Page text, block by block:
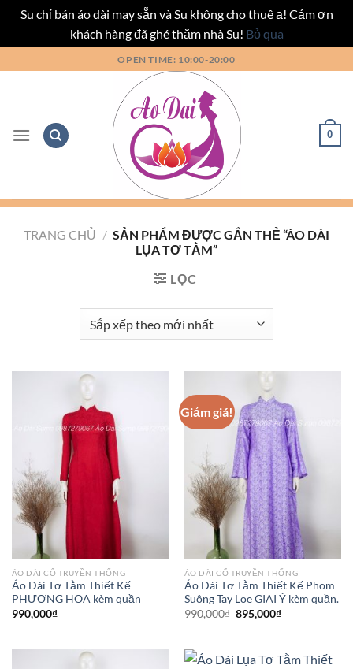
Su chỉ bán áo dài may sẵn và Su không cho thuê ạ! Cảm ơn
khách hàng đã ghé thăm nhà Su! Bỏ qua
qua
OPEN TIME: 10:00-20:00
0
TRANG CHỦ / SẢN PHẨM ĐƯỢC GẮN THẺ “ÁO DÀI
LỤA TƠ TẰM”
LỌC
ÁO DÀI CỔ TRUYỀN THỐNG
Áo Dài Tơ Tằm Thiết Kế
PHƯƠNG HOA kèm quần
990,000₫
Giảm giá!
ÁO DÀI CỔ TRUYỀN THỐNG
Áo Dài Tơ Tằm Thiết Kế Phom
Suông Tay Loe GIAI Ý kèm quần.
990,000₫ Giá
895,000₫Giá
895,000₫.